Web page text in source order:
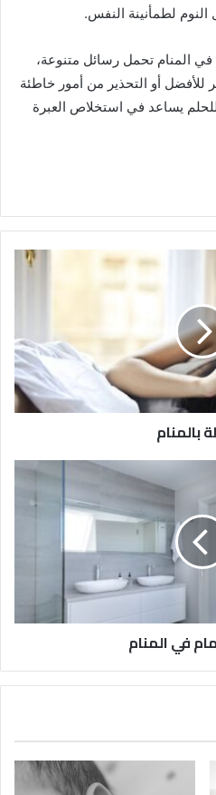
النوم لطمأنينة النفس.
المنام تحمل رسائل متنوعة،
للأفضل أو التحذير من أمور خاطئة
يساعد في استخلاص العبرة
بالمنام
في المنام